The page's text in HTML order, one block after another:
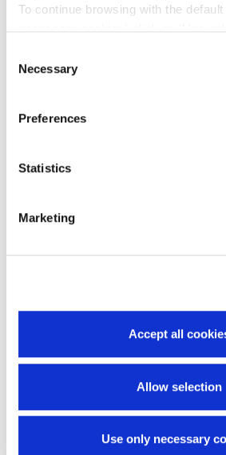
To continue browsing with the
Policy. The cookie settings can be
Selection
Necessary
Preferences
Statistics
Marketing
Accept all
Allow selection
Use only necessary
Camice uomo bianco tg. 56
e le più semplici operazioni di
applicati sul davanti, manica lunga,
PRODOTTO?
Prodotti correlati